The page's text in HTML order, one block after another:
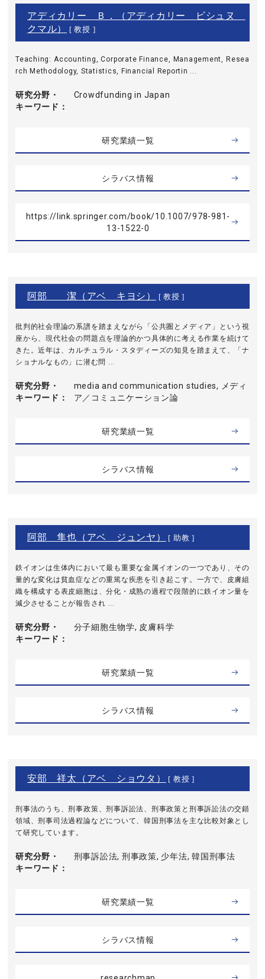
アディカリー Ｂ．（アディカリー ビシュヌ
クマル）
[ 教授 ]
Teaching: Accounting, Corporate Finance, Management, Resea
rch Methodology, Statistics, Financial Reportin ...
研究分野・
キーワード
Crowdfunding in Japan
研究業績一覧
シラバス情報
https://link.springer.com/book/10.1007/978-981-
13-1522-0
阿部 潔（アベ キヨシ） [ 教授 ]
批判的社会理論の系譜を踏まえながら「公共圏とメディア」という視
座から、現代社会の問題点を理論的かつ具体的に考える作業を続けて
きた。近年は、カルチュラル・スタディーズの知見を踏まえて、「ナ
ショナルなもの」に潜む問 ...
研究分野・
キーワード
media and communication studies, メディ
ア／コミュニケーション論
研究業績一覧
シラバス情報
阿部 隼也（アベ ジュンヤ） [ 助教 ]
鉄イオンは生体内において最も重要な金属イオンの一つであり、その
量的な変化は貧血症などの重篤な疾患を引き起こす。一方で、皮膚組
織を構成する表皮細胞は、分化・成熟の過程で段階的に鉄イオン量を
減少させることが報告され ...
研究分野・
キーワード
分子細胞生物学, 皮膚科学
研究業績一覧
シラバス情報
安部 祥太（アベ ショウタ） [ 教授 ]
刑事法のうち、刑事政策、刑事訴訟法、刑事政策と刑事訴訟法の交錯
領域、刑事司法過程論などについて、韓国刑事法を主な比較対象とし
て研究しています。
研究分野・
キーワード
刑事訴訟法, 刑事政策, 少年法, 韓国刑事法
研究業績一覧
シラバス情報